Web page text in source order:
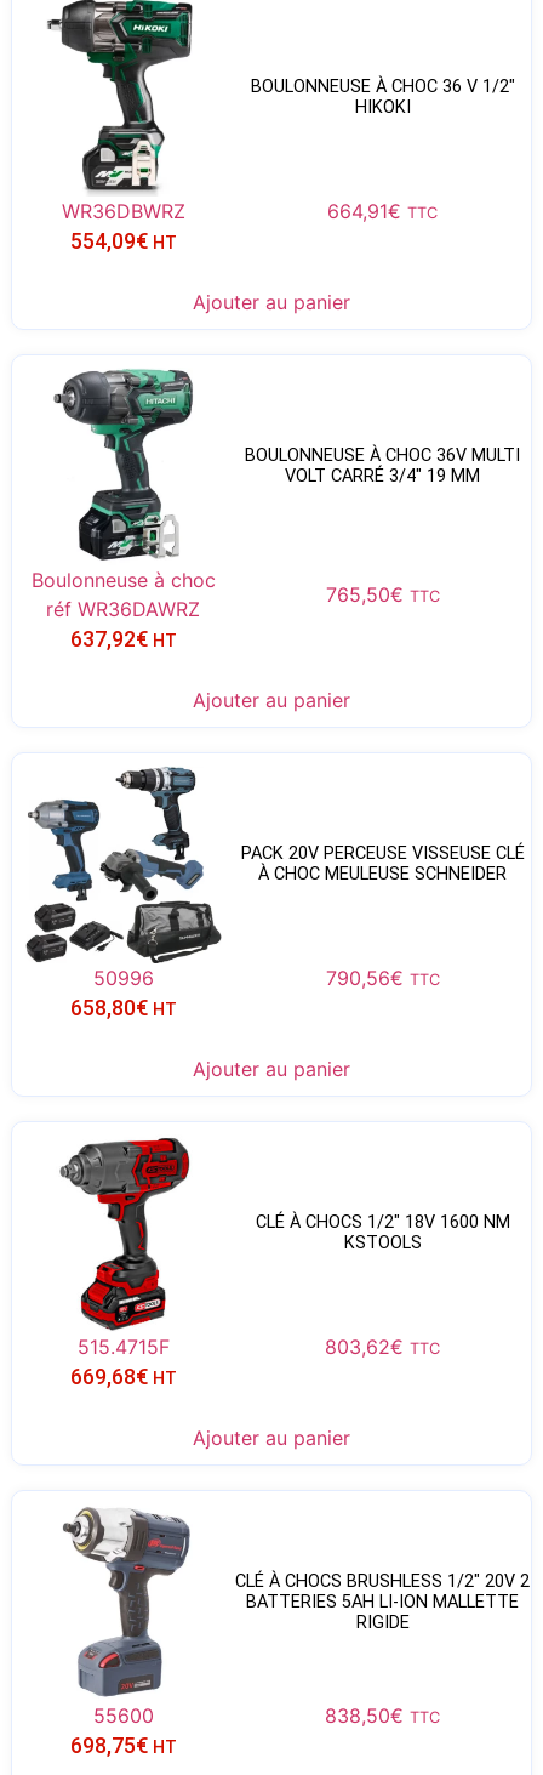
BOULONNEUSE À CHOC 36 V 1/2″
HIKOKI
WR36DBWRZ 664,91€ TTC
554,09€ HT
Ajouter au panier
BOULONNEUSE À CHOC 36V MULTI
VOLT CARRÉ 3/4″ 19 MM
Boulonneuse à choc
réf WR36DAWRZ
765,50€ TTC
637,92€ HT
Ajouter au panier
PACK 20V PERCEUSE VISSEUSE CLÉ
À CHOC MEULEUSE SCHNEIDER
50996 790,56€ TTC
658,80€ HT
Ajouter au panier
CLÉ À CHOCS 1/2″ 18V 1600 NM
KSTOOLS
515.4715F 803,62€ TTC
669,68€ HT
Ajouter au panier
CLÉ À CHOCS BRUSHLESS 1/2″ 20V 2
BATTERIES 5AH LI-ION MALLETTE
RIGIDE
55600 838,50€ TTC
698,75€ HT